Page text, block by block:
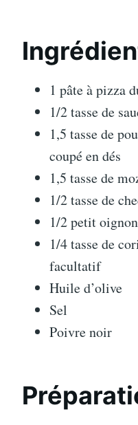
1 pâte à pizza
1/2 tasse de
1,5 tasse de
coupé en dés
1,5 tasse de
1/2 tasse de
1/2 petit
1/4 tasse de
facultatif
Huile d’olive
Sel
Poivre noir